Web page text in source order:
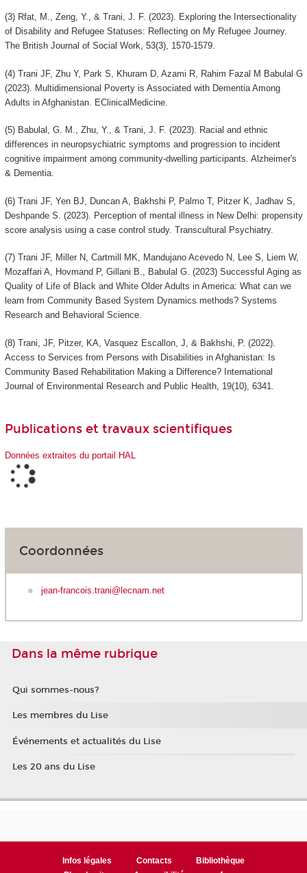
(3) Rfat, M., Zeng, Y., & Trani, J. F. (2023). Exploring the Intersectionality
of Disability and Refugee Statuses: Reflecting on My Refugee Journey.
The British Journal of Social Work, 53(3), 1570-1579.
(4) Trani JF, Zhu Y, Park S, Khuram D, Azami R, Rahim Fazal M Babulal G
(2023). Multidimensional Poverty is Associated with Dementia Among
Adults in Afghanistan. EClinicalMedicine.
(5) Babulal, G. M., Zhu, Y., & Trani, J. F. (2023). Racial and ethnic
differences in neuropsychiatric symptoms and progression to incident
cognitive impairment among community‐dwelling participants. Alzheimer's
& Dementia.
(6) Trani JF, Yen BJ, Duncan A, Bakhshi P, Palmo T, Pitzer K, Jadhav S,
Deshpande S. (2023). Perception of mental illness in New Delhi: propensity
score analysis using a case control study. Transcultural Psychiatry.
(7) Trani JF, Miller N, Cartmill MK, Mandujano Acevedo N, Lee S, Liem W,
Mozaffari A, Hovmand P, Gillani B., Babulal G. (2023) Successful Aging as
Quality of Life of Black and White Older Adults in America: What can we
learn from Community Based System Dynamics methods? Systems
Research and Behavioral Science.
(8) Trani, JF, Pitzer, KA, Vasquez Escallon, J, & Bakhshi, P. (2022).
Access to Services from Persons with Disabilities in Afghanistan: Is
Community Based Rehabilitation Making a Difference? International
Journal of Environmental Research and Public Health, 19(10), 6341.
Publications et travaux scientifiques
Données extraites du portail HAL
Coordonnées
jean-francois.trani@lecnam.net
Dans la même rubrique
Qui sommes-nous?
Les membres du Lise
Événements et actualités du Lise
Les 20 ans du Lise
Infos légales Contacts
Bibliothèque